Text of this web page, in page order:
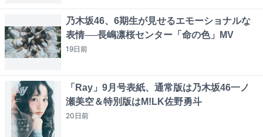
乃木坂46、6期生が見せるエモーショナルな
表情──長嶋凛桜センター「命の色」MV
19日前
「Ray」9月号表紙、通常版は乃木坂46一ノ
瀬美空＆特別版はM!LK佐野勇斗
20日前